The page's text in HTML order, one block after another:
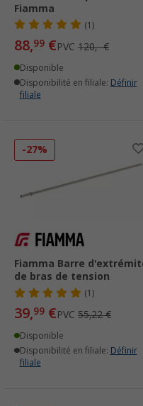
Fiamma
(1)
88,99 €PVC 120,- €
Disponible
Disponibilité en filiale: Définir
filiale
-27%
Fiamma Barre
de bras de tension
(1)
39,99 €PVC 55,22 €
Disponible
Disponibilité en filiale: Définir
filiale